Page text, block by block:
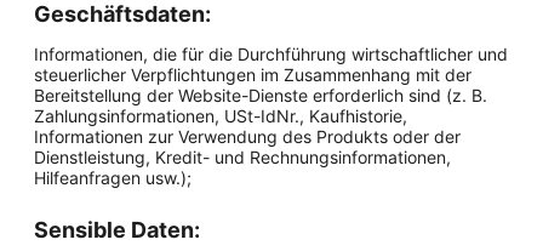
Geschäftsdaten:
Informationen, die für die Durchführung wirtschaftlicher und
steuerlicher Verpflichtungen im Zusammenhang mit der
Bereitstellung der Website-Dienste erforderlich sind (z. B.
Zahlungsinformationen, USt-IdNr., Kaufhistorie,
Informationen zur Verwendung des Produkts oder der
Dienstleistung, Kredit- und Rechnungsinformationen,
Hilfeanfragen usw.);
Sensible Daten: